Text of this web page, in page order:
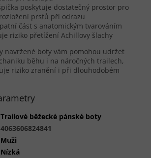
poskytuje dostatečný prostor pro
prstů při odrazu
část s anatomickým tvarováním
riziko přetížení Achillovy šlachy
navržené boty vám pomohou udržet
běhu i na náročných trailech,
riziko zranění i při dlouhodobém
Trailové běžecké pánské boty
4063606824841
Muži
Nízká